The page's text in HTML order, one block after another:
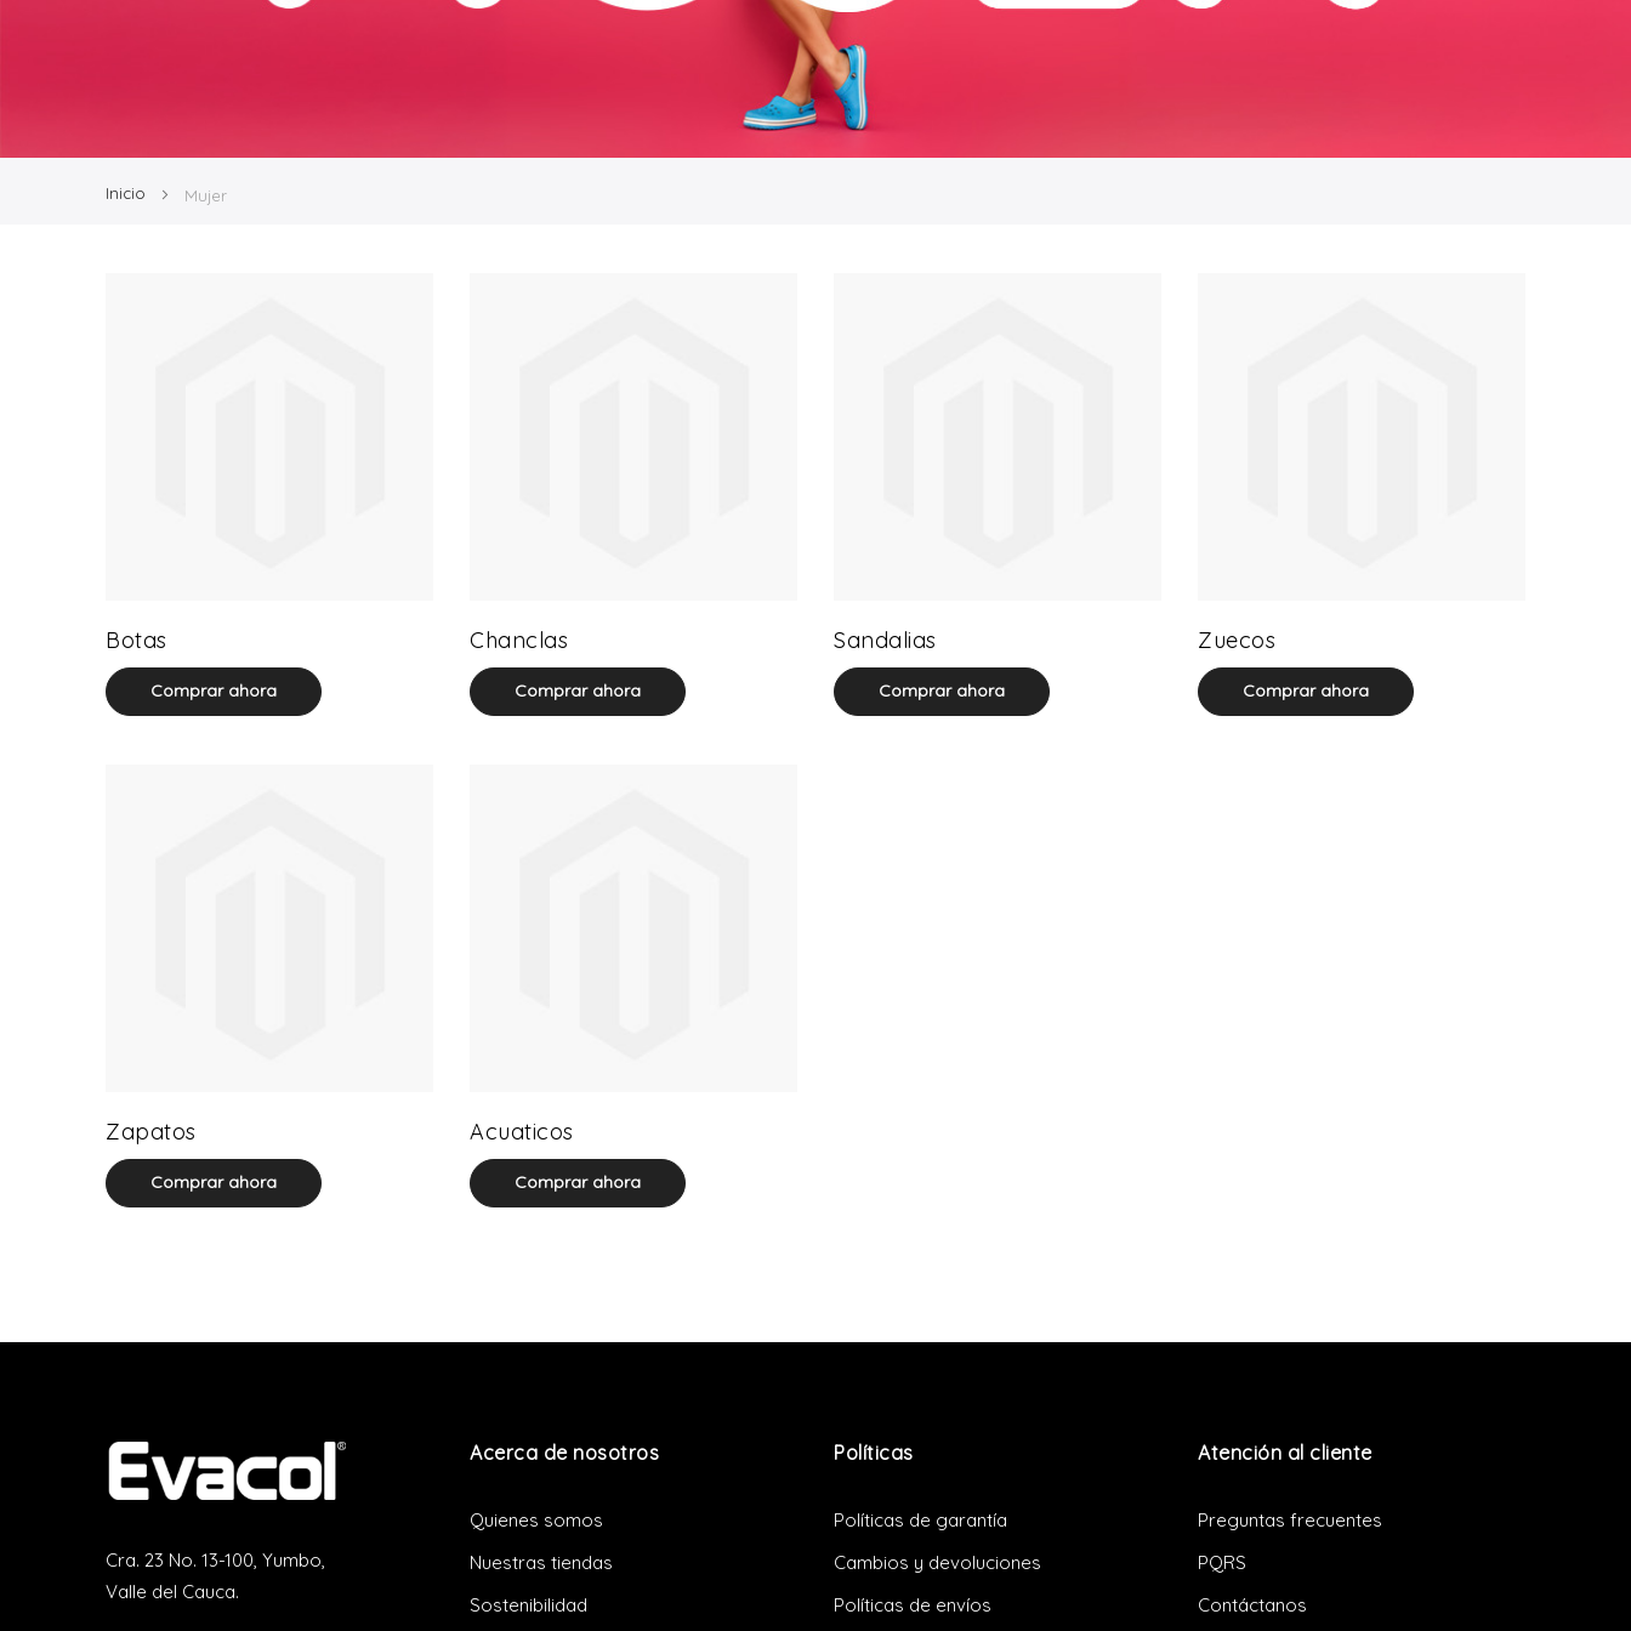
Inicio Mujer
Botas
Comprar ahora
Chanclas
Comprar ahora
Sandalias
Comprar ahora
Zuecos
Comprar ahora
Zapatos
Comprar ahora
Acuaticos
Comprar ahora
Cra. 23 No. 13-100, Yumbo,
Valle del Cauca.
Acerca de nosotros
Quienes somos
Nuestras tiendas
Sostenibilidad
Políticas
Políticas de garantía
Cambios y devoluciones
Políticas de envíos
Atención al cliente
Preguntas frecuentes
PQRS
Contáctanos